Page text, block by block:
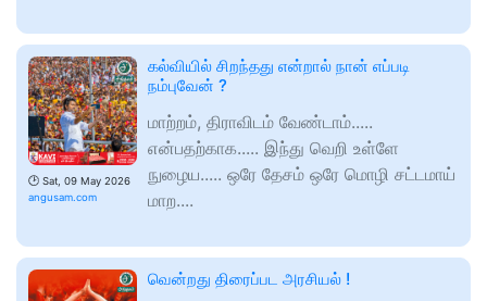
🕑 Sat, 09 May 2026
angusam.com
கல்வியில் சிறந்தது என்றால் நான் எப்படி
நம்புவேன் ?
மாற்றம், திராவிடம் வேண்டாம்.....
என்பதற்காக..... இந்து வெறி உள்ளே
நுழைய..... ஒரே தேசம் ஒரே மொழி சட்டமாய்
மாற....
வென்றது திரைப்பட அரசியல் !